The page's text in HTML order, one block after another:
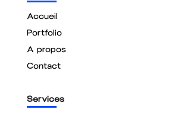
Accueil
Portfolio
A propos
Contact
Services